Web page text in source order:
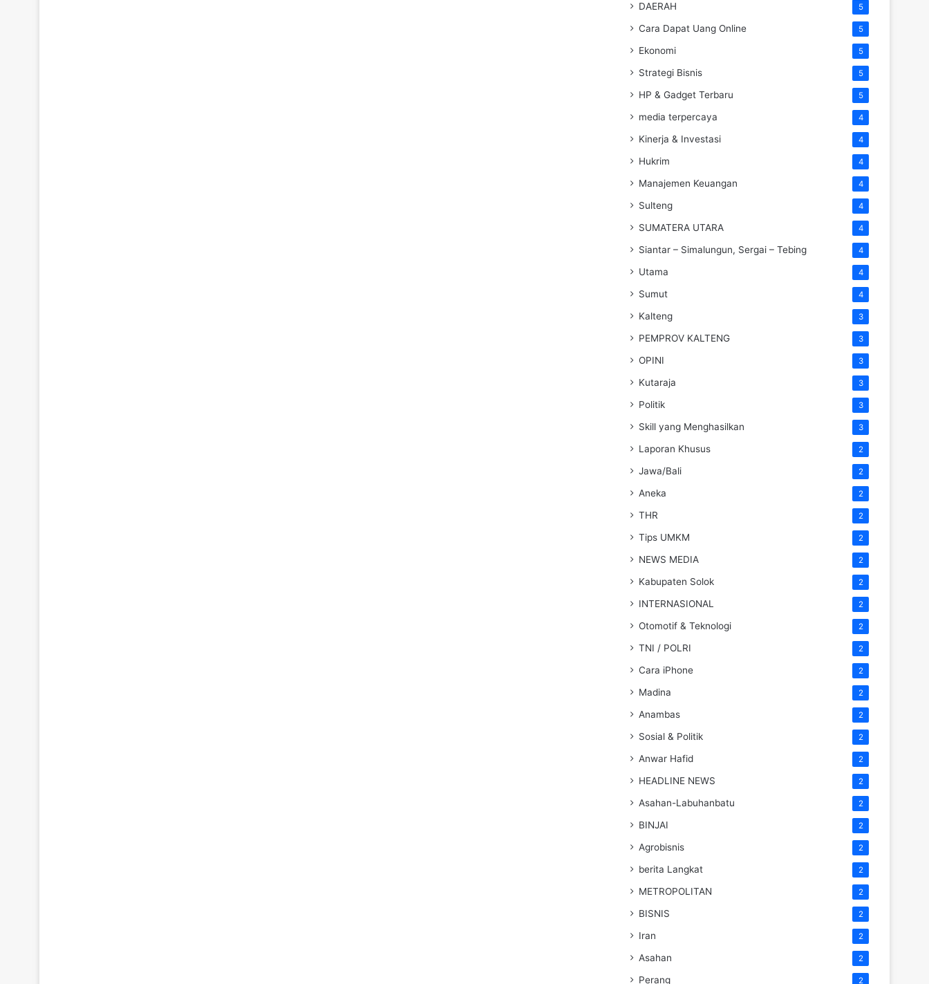
DAERAH 5
Cara Dapat Uang Online 5
Ekonomi 5
Strategi Bisnis 5
HP & Gadget Terbaru 5
media terpercaya 4
Kinerja & Investasi 4
Hukrim 4
Manajemen Keuangan 4
Sulteng 4
SUMATERA UTARA 4
Siantar – Simalungun, Sergai – Tebing 4
Utama 4
Sumut 4
Kalteng 3
PEMPROV KALTENG 3
OPINI 3
Kutaraja 3
Politik 3
Skill yang Menghasilkan 3
Laporan Khusus 2
Jawa/Bali 2
Aneka 2
THR 2
Tips UMKM 2
NEWS MEDIA 2
Kabupaten Solok 2
INTERNASIONAL 2
Otomotif & Teknologi 2
TNI / POLRI 2
Cara iPhone 2
Madina 2
Anambas 2
Sosial & Politik 2
Anwar Hafid 2
HEADLINE NEWS 2
Asahan-Labuhanbatu 2
BINJAI 2
Agrobisnis 2
berita Langkat 2
METROPOLITAN 2
BISNIS 2
Iran 2
Asahan 2
Perang 2